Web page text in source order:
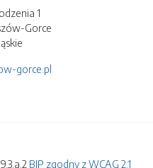
1
Gorce
gorce.pl
BIP zgodny z WCAG 2.1